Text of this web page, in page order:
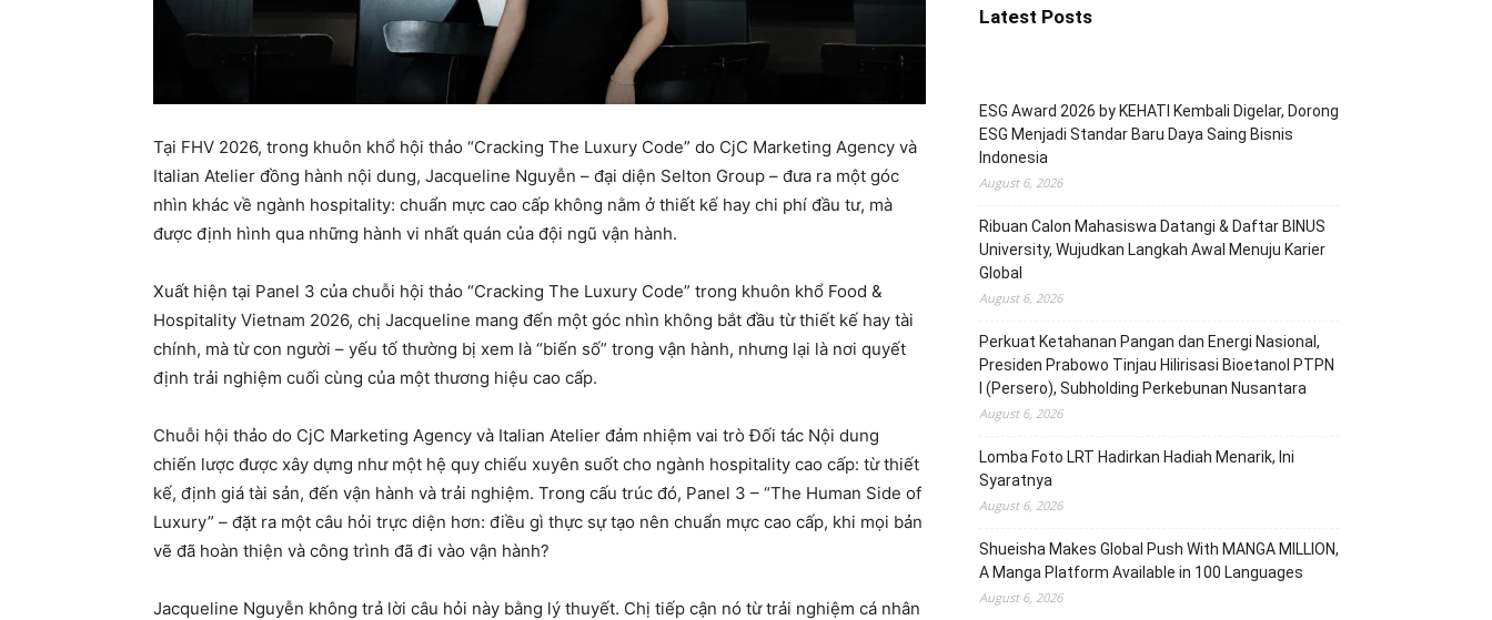
Tại FHV 2026, trong khuôn khổ hội thảo “Cracking The Luxury Code” do CjC Marketing Agency và
Italian Atelier đồng hành nội dung, Jacqueline Nguyễn – đại diện Selton Group – đưa ra một góc
nhìn khác về ngành hospitality: chuẩn mực cao cấp không nằm ở thiết kế hay chi phí đầu tư, mà
được định hình qua những hành vi nhất quán của đội ngũ vận hành.
Xuất hiện tại Panel 3 của chuỗi hội thảo “Cracking The Luxury Code” trong khuôn khổ Food &
Hospitality Vietnam 2026, chị Jacqueline mang đến một góc nhìn không bắt đầu từ thiết kế hay tài
chính, mà từ con người – yếu tố thường bị xem là “biến số” trong vận hành, nhưng lại là nơi quyết
định trải nghiệm cuối cùng của một thương hiệu cao cấp.
Chuỗi hội thảo do CjC Marketing Agency và Italian Atelier đảm nhiệm vai trò Đối tác Nội dung
chiến lược được xây dựng như một hệ quy chiếu xuyên suốt cho ngành hospitality cao cấp: từ thiết
kế, định giá tài sản, đến vận hành và trải nghiệm. Trong cấu trúc đó, Panel 3 – “The Human Side of
Luxury” – đặt ra một câu hỏi trực diện hơn: điều gì thực sự tạo nên chuẩn mực cao cấp, khi mọi bản
vẽ đã hoàn thiện và công trình đã đi vào vận hành?
Jacqueline Nguyễn không trả lời câu hỏi này bằng lý thuyết. Chị tiếp cận nó từ trải nghiệm cá nhân
Latest Posts
ESG Award 2026 by KEHATI Kembali Digelar, Dorong
ESG Menjadi Standar Baru Daya Saing Bisnis
Indonesia
August 6, 2026
Ribuan Calon Mahasiswa Datangi & Daftar BINUS
University, Wujudkan Langkah Awal Menuju Karier
Global
August 6, 2026
Perkuat Ketahanan Pangan dan Energi Nasional,
Presiden Prabowo Tinjau Hilirisasi Bioetanol PTPN
I (Persero), Subholding Perkebunan Nusantara
August 6, 2026
Lomba Foto LRT Hadirkan Hadiah Menarik, Ini
Syaratnya
August 6, 2026
Shueisha Makes Global Push With MANGA MILLION,
A Manga Platform Available in 100 Languages
August 6, 2026